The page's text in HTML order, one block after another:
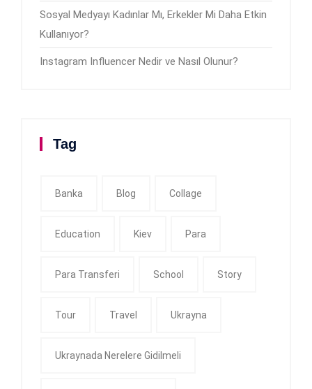
Sosyal Medyayı Kadınlar Mı, Erkekler Mi Daha Etkin
Kullanıyor?
Instagram Influencer Nedir ve Nasıl Olunur?
Tag
Banka Blog Collage
Education Kiev Para
Para Transferi School Story
Tour Travel Ukrayna
Ukraynada Nerelere Gidilmeli